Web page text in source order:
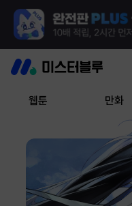
웹툰 만화